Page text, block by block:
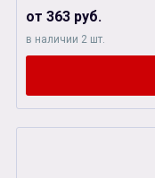
от 363 руб.
в наличии 2 шт.